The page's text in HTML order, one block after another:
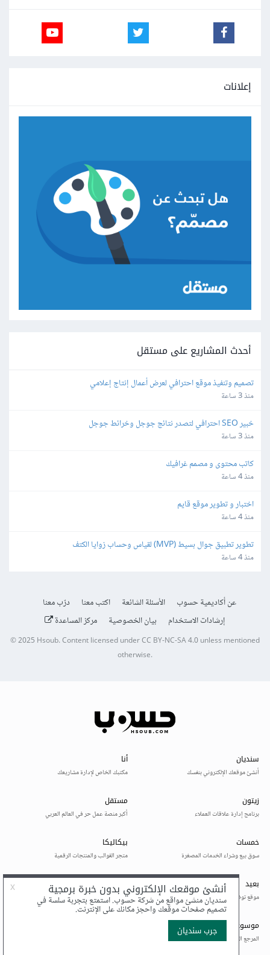
إعلانات
أحدث المشاريع على مستقل
تصميم وتنفيذ موقع احترافي لعرض أعمال إنتاج إعلامي
منذ 3 ساعة
خبير SEO احترافي لتصدر نتائج جوجل وخرائط جوجل
منذ 3 ساعة
كاتب محتوى و مصمم غرافيك
منذ 4 ساعة
اختبار و تطوير موقع قايم
منذ 4 ساعة
تطوير تطبيق جوال بسيط (MVP) لقياس وحساب زوايا الكتف
منذ 4 ساعة
عن أكاديمية حسوب الأسئلة الشائعة اكتب معنا
درّب معنا
إرشادات الاستخدام
بيان الخصوصية مركز المساعدة
© 2025 Hsoub.Content licensed underCC BY-NC-SA 4.0unless mentioned
otherwise.